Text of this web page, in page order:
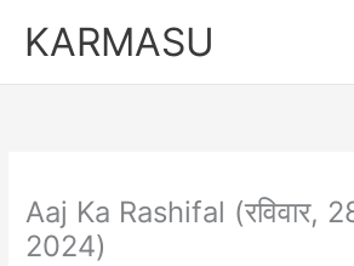
KARMASU
Aaj Ka Rashifal (रविवार,
2024)